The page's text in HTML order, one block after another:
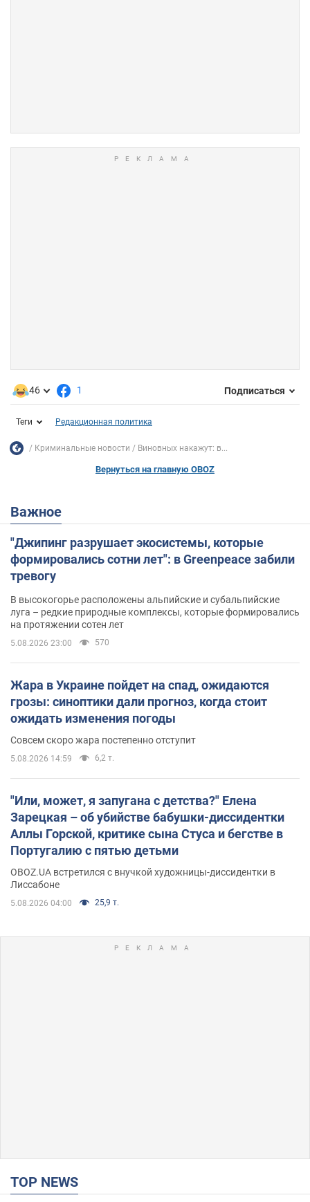
46 1 Подписаться
Теги Редакционная политика
Криминальные новости Виновных накажут: в...
Вернуться на главную OBOZ
Важное
"Джипинг разрушает экосистемы, которые
формировались сотни лет": в Greenpeace забили
тревогу
В высокогорье расположены альпийские и субальпийские
луга – редкие природные комплексы, которые формировались
на протяжении сотен лет
5.08.2026 23:00 570
Жара в Украине пойдет на спад, ожидаются
грозы: синоптики дали прогноз, когда стоит
ожидать изменения погоды
Совсем скоро жара постепенно отступит
5.08.2026 14:59 6,2 т.
"Или, может, я запугана с детства?" Елена
Зарецкая – об убийстве бабушки-диссидентки
Аллы Горской, критике сына Стуса и бегстве в
Португалию с пятью детьми
OBOZ.UA встретился с внучкой художницы-диссидентки в
Лиссабоне
5.08.2026 04:00 25,9 т.
TOP NEWS